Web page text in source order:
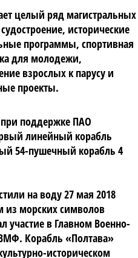
целый ряд магистральных
исторические
программы, спортивная
для молодежи,
взрослых к парусу и
проекты.
при поддержке ПАО
линейный корабль
54-пушечный корабль 4
на воду 27 мая 2018
из морских символов
участие в Главном Военно-
Корабль «Полтава»
историческом